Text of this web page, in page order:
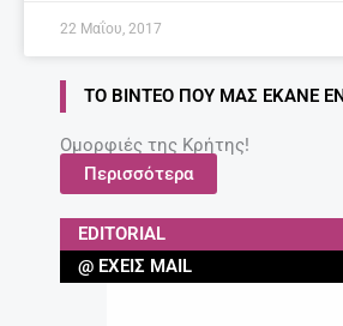
22 Μαΐου, 2017
ΤΟ ΒΊΝΤΕΟ ΠΟΥ ΜΑΣ ΈΚΑΝΕ
Ομορφιές της Κρήτης!
Περισσότερα
EDITORIAL
@ ΈΧΕΙΣ MAIL